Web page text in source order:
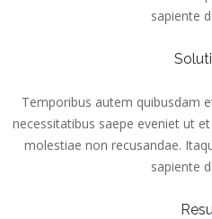
sapiente
Temporibus autem quibusdam
necessitatibus saepe eveniet ut
molestiae non recusandae.
sapiente